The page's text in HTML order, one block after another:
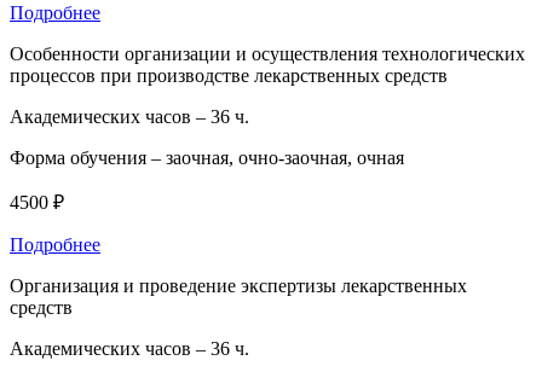
Подробнее
Особенности организации и осуществления технологических
процессов при производстве лекарственных средств
Академических часов – 36 ч.
Форма обучения – заочная, очно-заочная, очная
4500 ₽
Подробнее
Организация и проведение экспертизы лекарственных
средств
Академических часов – 36 ч.